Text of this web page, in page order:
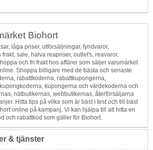
Biohort
låga priser, utförsäljningar, fyndvaror,
frakt, sale, halva reapriser, outlet's, reavaror,
och fri frakt hos affärer som säljer varumärket
Shoppa billigare med de bästa och senaste
rabattkoderna, rabattkupongerna,
kupongerna och värdekoderna och
nätbutikernas, webbutikernas, återförsäljarna
Hitta tips på vilka som är bäst i test och till bäst
online på kampanj. Vi kan hjälpa till att hitta en
och rabattkod som gäller för Biohort.
& tjänster